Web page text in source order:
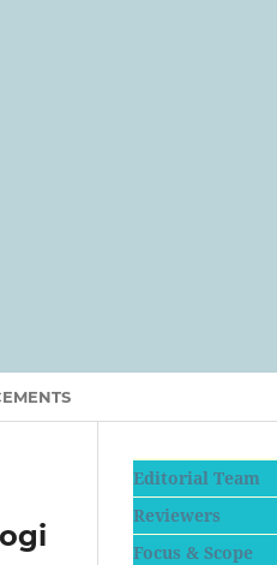
Editorial Team
Reviewers
Focus & Scope